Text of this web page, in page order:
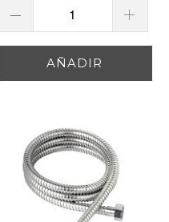
AÑADIR